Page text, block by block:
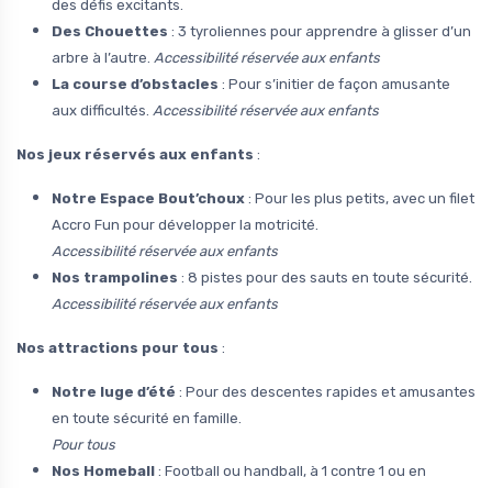
des défis excitants.
Des Chouettes : 3 tyroliennes pour apprendre à glisser d’un
arbre à l’autre. Accessibilité réservée aux enfants
La course d’obstacles : Pour s’initier de façon amusante
aux difficultés. Accessibilité réservée aux enfants
Nos jeux réservés aux enfants :
Notre Espace Bout’choux : Pour les plus petits, avec un filet
Accro Fun pour développer la motricité.
Accessibilité réservée aux enfants
Nos trampolines : 8 pistes pour des sauts en toute sécurité.
Accessibilité réservée aux enfants
Nos attractions pour tous :
Notre luge d’été : Pour des descentes rapides et amusantes
en toute sécurité en famille.
Pour tous
Nos Homeball : Football ou handball, à 1 contre 1 ou en